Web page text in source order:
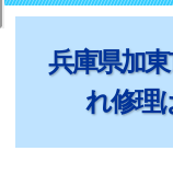
兵庫県加
れ修理